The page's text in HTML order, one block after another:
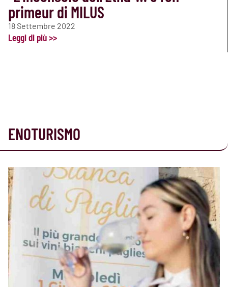
primeur di MILUS
18 Settembre 2022
Leggi di più >>
ENOTURISMO